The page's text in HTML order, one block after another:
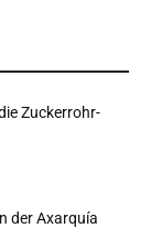
Zuckerrohr-
der Axarquía